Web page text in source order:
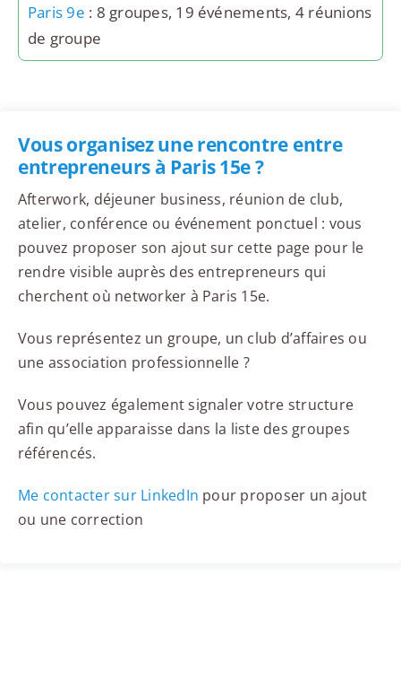
Paris 9e : 8 groupes, 19 événements, 4 réunions
de groupe
Vous organisez une rencontre entre
entrepreneurs à Paris 15e ?
Afterwork, déjeuner business, réunion de club,
atelier, conférence ou événement ponctuel : vous
pouvez proposer son ajout sur cette page pour le
rendre visible auprès des entrepreneurs qui
cherchent où networker à Paris 15e.
Vous représentez un groupe, un club d’affaires ou
une association professionnelle ?
Vous pouvez également signaler votre structure
afin qu’elle apparaisse dans la liste des groupes
référencés.
Me contacter sur LinkedIn pour proposer un ajout
ou une correction